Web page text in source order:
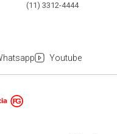
Youtube
(11) 3312-4444